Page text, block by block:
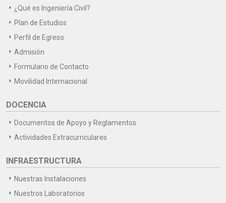
¿Qué es Ingeniería Civil?
Plan de Estudios
Perfil de Egreso
Admisión
Formulario de Contacto
Movilidad Internacional
DOCENCIA
Documentos de Apoyo y Reglamentos
Actividades Extracurriculares
INFRAESTRUCTURA
Nuestras Instalaciones
Nuestros Laboratorios